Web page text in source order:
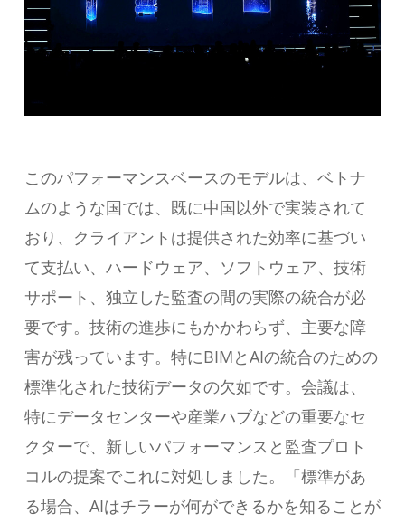
このパフォーマンスベースのモデルは、ベトナ
ムのような国では、既に中国以外で実装されて
おり、クライアントは提供された効率に基づい
て支払い、ハードウェア、ソフトウェア、技術
サポート、独立した監査の間の実際の統合が必
要です。技術の進歩にもかかわらず、主要な障
害が残っています。特にBIMとAIの統合のための
標準化された技術データの欠如です。会議は、
特にデータセンターや産業ハブなどの重要なセ
クターで、新しいパフォーマンスと監査プロト
コルの提案でこれに対処しました。「標準があ
る場合、AIはチラーが何ができるかを知ることが